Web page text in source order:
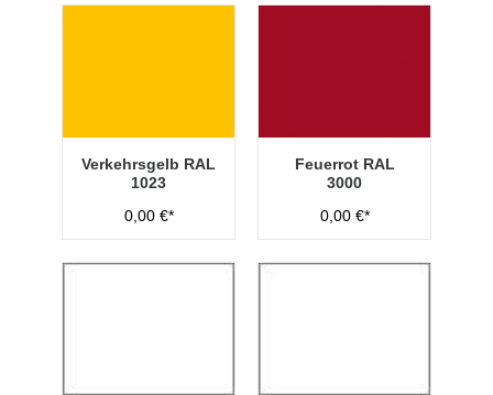
Verkehrsgelb RAL
1023
0,00 €*
Feuerrot RAL
3000
0,00 €*